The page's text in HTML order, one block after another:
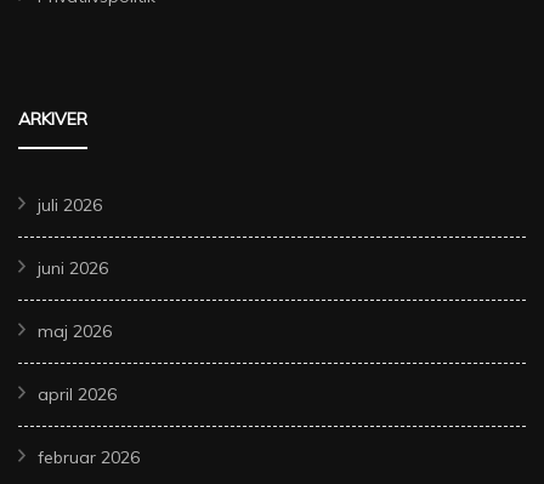
ARKIVER
juli 2026
juni 2026
maj 2026
april 2026
februar 2026